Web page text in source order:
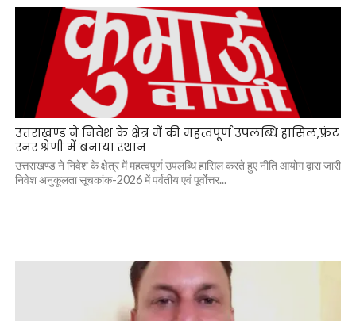
उत्तराखण्ड ने निवेश के क्षेत्र में की महत्वपूर्ण उपलब्धि हासिल,फ्रंट
रनर श्रेणी में बनाया स्थान
उत्तराखण्ड ने निवेश के क्षेत्र में महत्वपूर्ण उपलब्धि हासिल करते हुए नीति आयोग द्वारा जारी
निवेश अनुकूलता सूचकांक-2026 में पर्वतीय एवं पूर्वाेत्तर...